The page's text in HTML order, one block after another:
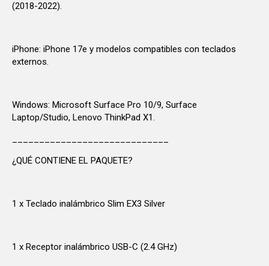
(2018-2022).
iPhone: iPhone 17e y modelos compatibles con teclados
externos.
Windows: Microsoft Surface Pro 10/9, Surface
Laptop/Studio, Lenovo ThinkPad X1.
¿QUÉ CONTIENE EL PAQUETE?
1 x Teclado inalámbrico Slim EX3 Silver
1 x Receptor inalámbrico USB-C (2.4 GHz)